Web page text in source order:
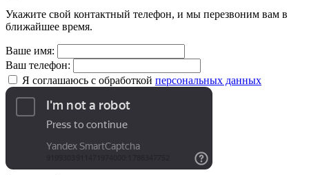
Укажите свой контактный телефон, и мы перезвоним вам в
ближайшее время.
Ваше имя:
Ваш телефон:
Я соглашаюсь с обработкой персональных данных